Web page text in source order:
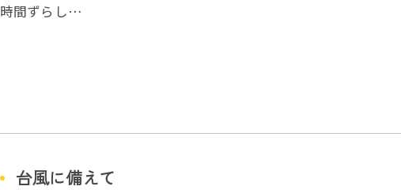
時間ずらし…
台風に備えて